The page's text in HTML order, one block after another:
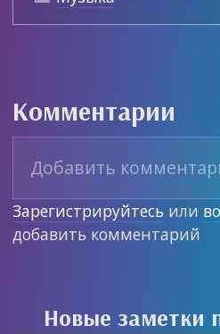
Комментарии
Зарегистрируйтесь или
добавить комментарий
Новые заметки